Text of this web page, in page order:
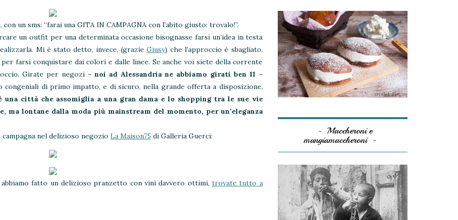
un sms: “farai una GITA IN CAMPAGNA con l’abito giusto: trovalo!”.
un outfit per una determinata occasione bisognasse farsi un’idea in testa
Mi è stato detto, invece, (grazieGiusy) che l’approccio è sbagliato.
farsi conquistare dai colori e dalle linee. Se anche voi siete della corrente
Girate per negozi –noi ad Alessandria ne abbiamo girati ben 11 –
congeniali di primo impatto, e di sicuro, nella grande offerta a disposizione,
una città che assomiglia a una gran dama e lo shopping tra le sue vie
ma lontane dalla moda più mainstream del momento, per un’eleganza
nel delizioso negozio La Maison75 di Galleria Guerci:
fatto un delizioso pranzetto con vini davvero ottimi, trovate tutto a
Maccheroni e
mangiamaccheroni